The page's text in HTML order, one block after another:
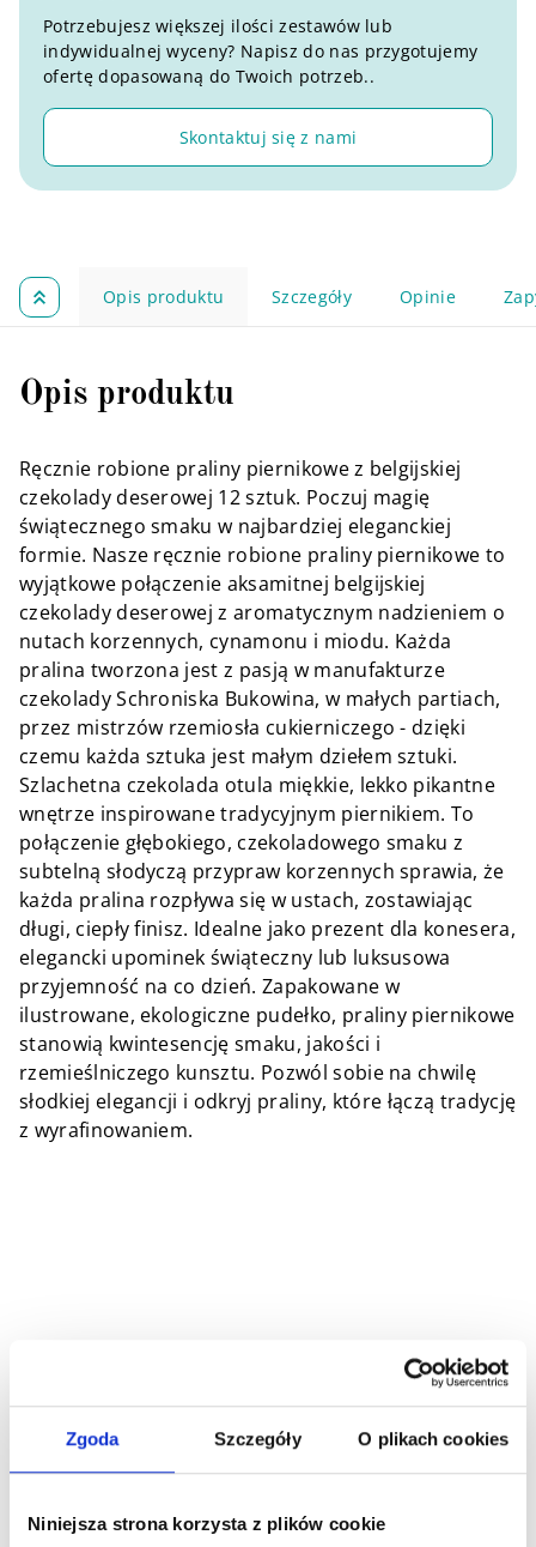
Zgoda Szczegóły O plikach cookies
Niniejsza strona korzysta z plików cookie
Potrzebujesz większej ilości zestawów lub
indywidualnej wyceny? Napisz do nas przygotujemy
ofertę dopasowaną do Twoich potrzeb..
Skontaktuj się z nami
Opis produktu Szczegóły Opinie
Opis produktu
Ręcznie robione praliny piernikowe z belgijskiej
czekolady deserowej 12 sztuk. Poczuj magię
świątecznego smaku w najbardziej eleganckiej
formie. Nasze ręcznie robione praliny piernikowe to
wyjątkowe połączenie aksamitnej belgijskiej
czekolady deserowej z aromatycznym nadzieniem o
nutach korzennych, cynamonu i miodu. Każda
pralina tworzona jest z pasją w manufakturze
czekolady Schroniska Bukowina, w małych partiach,
przez mistrzów rzemiosła cukierniczego - dzięki
czemu każda sztuka jest małym dziełem sztuki.
Szlachetna czekolada otula miękkie, lekko pikantne
wnętrze inspirowane tradycyjnym piernikiem. To
połączenie głębokiego, czekoladowego smaku z
subtelną słodyczą przypraw korzennych sprawia, że
każda pralina rozpływa się w ustach, zostawiając
długi, ciepły finisz. Idealne jako prezent dla konesera,
elegancki upominek świąteczny lub luksusowa
przyjemność na co dzień. Zapakowane w
ilustrowane, ekologiczne pudełko, praliny piernikowe
stanowią kwintesencję smaku, jakości i
rzemieślniczego kunsztu. Pozwól sobie na chwilę
słodkiej elegancji i odkryj praliny, które łączą tradycję
z wyrafinowaniem.